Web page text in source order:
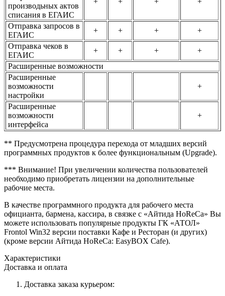
производьных актов
списания в ЕГАИС
Отправка запросов в
ЕГАИС
+ + +
+
Отправка чеков в
ЕГАИС
+ + +
+
Расширенные возможности
Расширенные
возможности
настройки
+
Расширенные
возможности
интерфейса
+
** Предусмотрена процедура перехода от младших версий
программных продуктов к более функциональным (Upgrade).
*** Внимание! При увеличении количества пользователей
необходимо приобретать лицензии на дополнительные
рабочие места.
В качестве программного продукта для рабочего места
официанта, бармена, кассира, в связке с «Айтида HoReCa» Вы
можете использовать популярные продукты ГК «АТОЛ»
Frontol Win32 версии поставки Кафе и Ресторан (и других)
(кроме версии Айтида HoReCa: EasyBOX Cafe).
Характеристики
Доставка и оплата
Доставка заказа курьером: